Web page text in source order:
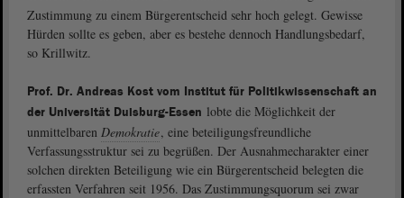
Zustimmung zu einem Bürgerentscheid sehr hoch gelegt. Gewisse
Hürden sollte es geben, aber es bestehe dennoch Handlungsbedarf,
so Krillwitz.
Prof. Dr. Andreas Kost vom Institut für Politikwissenschaft an
der Universität Duisburg-Essen lobte die Möglichkeit der
unmittelbaren Demokratie, eine beteiligungsfreundliche
Verfassungsstruktur sei zu begrüßen. Der Ausnahmecharakter einer
solchen direkten Beteiligung wie ein Bürgerentscheid belegten die
erfassten Verfahren seit 1956. Das Zustimmungsquorum sei zwar